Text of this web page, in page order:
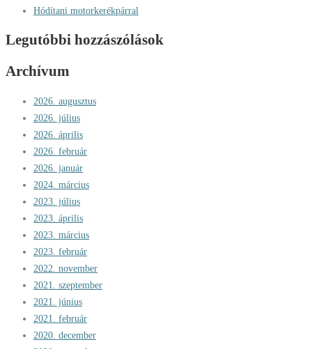
Hódítani motorkerékpárral
Legutóbbi hozzászólások
Archívum
2026. augusztus
2026. július
2026. április
2026. február
2026. január
2024. március
2023. július
2023. április
2023. március
2023. február
2022. november
2021. szeptember
2021. június
2021. február
2020. december